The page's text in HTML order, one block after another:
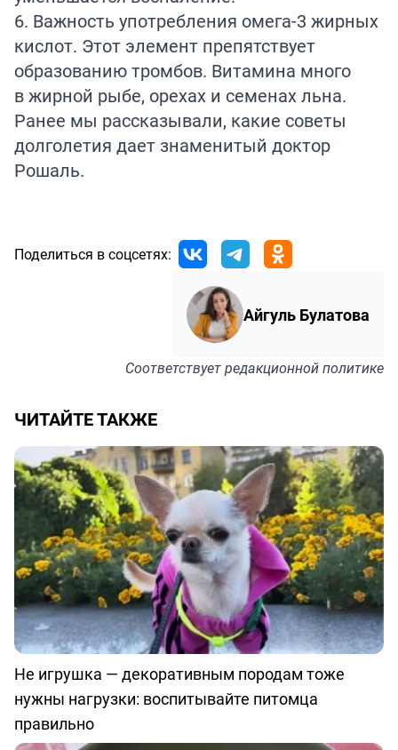
6. Важность употребления омега-3 жирных
кислот. Этот элемент препятствует
образованию тромбов. Витамина много
в жирной рыбе, орехах и семенах льна.
Ранее мы рассказывали, какие советы
долголетия дает знаменитый доктор
Рошаль.
Поделиться в соцсетях:
Айгуль Булатова
Соответствуетредакционной политике
ЧИТАЙТЕ ТАКЖЕ
Не игрушка — декоративным породам тоже
нужны нагрузки: воспитывайте питомца
правильно